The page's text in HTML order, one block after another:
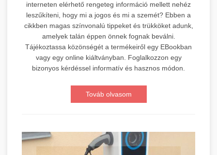
interneten elérhető rengeteg információ mellett nehéz
leszűkíteni, hogy mi a jogos és mi a szemét? Ebben a
cikkben magas színvonalú tippeket és trükköket adunk,
amelyek talán éppen önnek fognak beválni.
Tájékoztassa közönségét a termékeiről egy EBookban
vagy egy online kiáltványban. Foglalkozzon egy
bizonyos kérdéssel informatív és hasznos módon.
Továb olvasom